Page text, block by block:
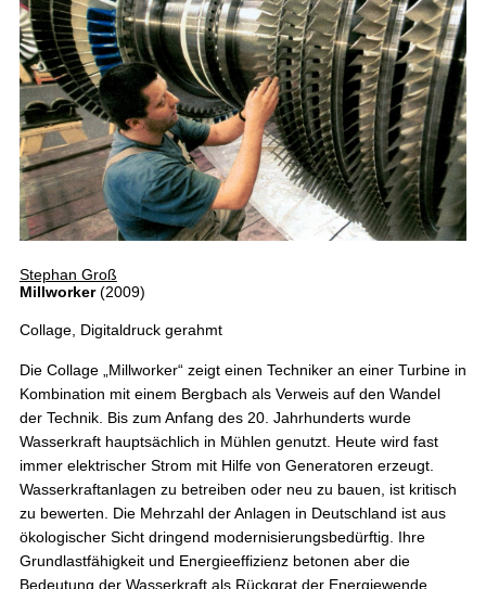
Stephan Groß
Millworker(2009)
Collage, Digitaldruck gerahmt
Die Collage „Millworker“ zeigt einen Techniker an einer Turbine in
Kombination mit einem Bergbach als Verweis auf den Wandel
der Technik. Bis zum Anfang des 20. Jahrhunderts wurde
Wasserkraft hauptsächlich in Mühlen genutzt. Heute wird fast
immer elektrischer Strom mit Hilfe von Generatoren erzeugt.
Wasserkraftanlagen zu betreiben oder neu zu bauen, ist kritisch
zu bewerten. Die Mehrzahl der Anlagen in Deutschland ist aus
ökologischer Sicht dringend modernisierungsbedürftig. Ihre
Grundlastfähigkeit und Energieeffizienz betonen aber die
Bedeutung der Wasserkraft als Rückgrat der Energiewende.